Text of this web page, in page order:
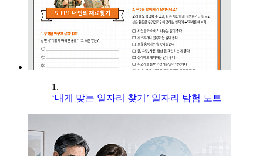
1.
‘내게 맞는 일자리 찾기’ 일자리 탐험 노트